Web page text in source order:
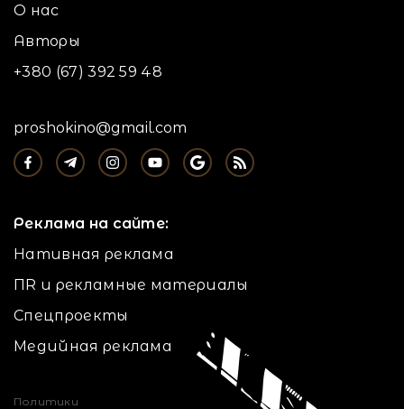
О нас
Авторы
+380 (67) 392 59 48
proshokino@gmail.com
Реклама на сайте:
Нативная реклама
ПR и рекламные материалы
Спецпроекты
Медийная реклама
Политики